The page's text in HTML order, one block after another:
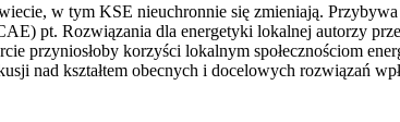
w tym KSE nieuchronnie się zmieniają.
pt. Rozwiązania dla energetyki lokalnej autorzy
przyniosłoby korzyści lokalnym społecznościom
nad kształtem obecnych i docelowych rozwiązań